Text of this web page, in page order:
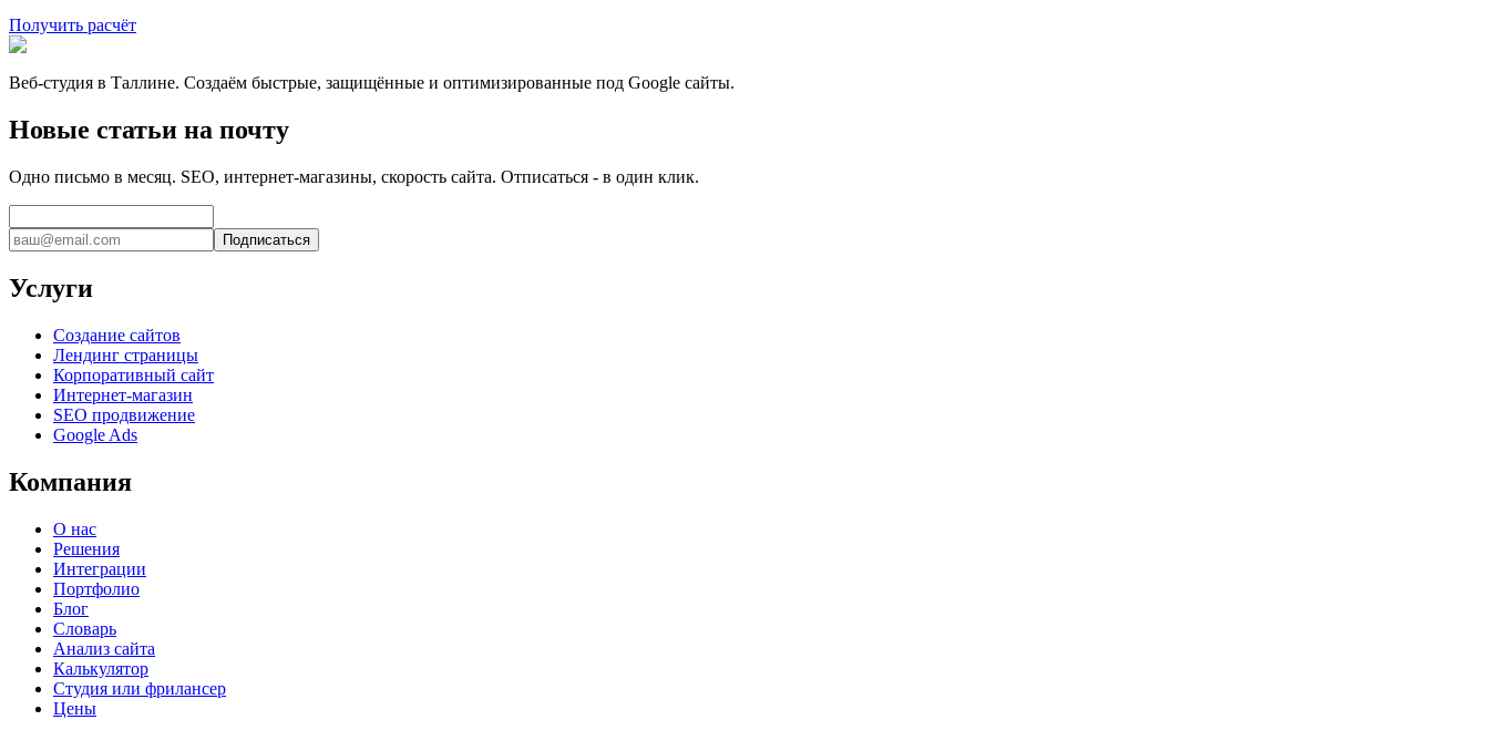
Получить расчёт
Веб-студия в Таллине. Создаём быстрые, защищённые и оптимизированные под Google сайты.
Новые статьи на почту
Одно письмо в месяц. SEO, интернет-магазины, скорость сайта. Отписаться - в один клик.
Подписаться
Услуги
Создание сайтов
Лендинг страницы
Корпоративный сайт
Интернет-магазин
SEO продвижение
Google Ads
Компания
О нас
Решения
Интеграции
Портфолио
Блог
Словарь
Анализ сайта
Калькулятор
Студия или фрилансер
Цены